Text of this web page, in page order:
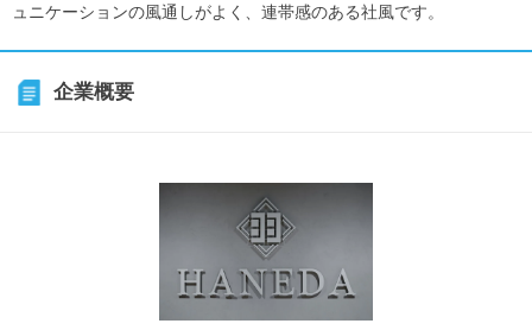
ュニケーションの風通しがよく、連帯感のある社風です。
企業概要